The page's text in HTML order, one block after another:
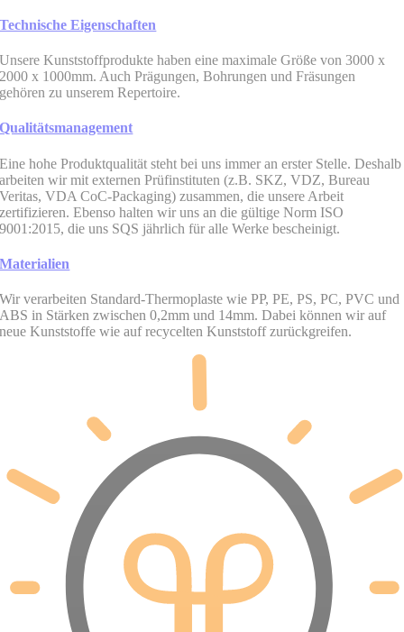
Technische Eigenschaften
Unsere Kunststoffprodukte haben eine maximale Größe von 3000 x
2000 x 1000mm. Auch Prägungen, Bohrungen und Fräsungen
gehören zu unserem Repertoire.
Qualitätsmanagement
Eine hohe Produktqualität steht bei uns immer an erster Stelle. Deshalb
arbeiten wir mit externen Prüfinstituten (z.B. SKZ, VDZ, Bureau
Veritas, VDA CoC-Packaging) zusammen, die unsere Arbeit
zertifizieren. Ebenso halten wir uns an die gültige Norm ISO
9001:2015, die uns SQS jährlich für alle Werke bescheinigt.
Materialien
Wir verarbeiten Standard-Thermoplaste wie PP, PE, PS, PC, PVC und
ABS in Stärken zwischen 0,2mm und 14mm. Dabei können wir auf
neue Kunststoffe wie auf recycelten Kunststoff zurückgreifen.